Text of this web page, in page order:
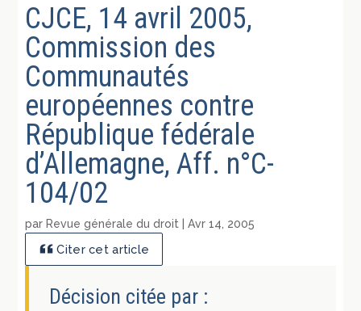
CJCE, 14 avril 2005,
Commission des
Communautés
européennes contre
République fédérale
d’Allemagne, Aff. n°C-
104/02
par Revue générale du droit |Avr 14, 2005
Citer cet article
Décision citée par :